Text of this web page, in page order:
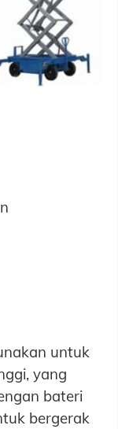
untuk
yang
bateri
bergerak